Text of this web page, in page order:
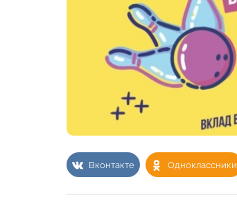
Вконтакте Одноклассники